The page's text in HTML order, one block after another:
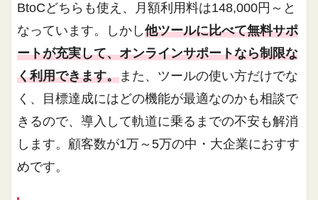
BtoCどちらも使え、月額利用料は148,000円～と
なっています。しかし他ツールに比べて無料サポ
ートが充実して、オンラインサポートなら制限な
く利用できます。また、ツールの使い方だけでな
く、目標達成にはどの機能が最適なのかも相談で
きるので、導入して軌道に乗るまでの不安も解消
します。顧客数が1万～5万の中・大企業におすす
めです。